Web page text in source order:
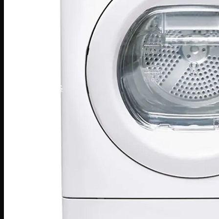
Tủ đông Hòa Phát
Tủ mát Hòa Phát
Tủ mát Alaska
Tủ mát Sanaky
GIA DỤNG
Sản phẩm mùa vụ
Quạt điều hòa
Quạt điện
Máy hút ẩm
Bình tắm nóng lạnh
Cây nước